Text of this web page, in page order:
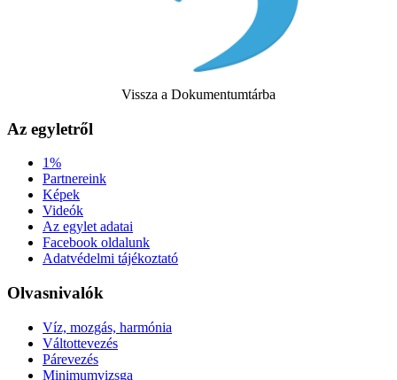
Vissza a Dokumentumtárba
Az egyletről
1%
Partnereink
Képek
Videók
Az egylet adatai
Facebook oldalunk
Adatvédelmi tájékoztató
Olvasnivalók
Víz, mozgás, harmónia
Váltottevezés
Párevezés
Minimumvizsga